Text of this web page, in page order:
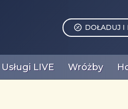
DOŁADUJ I
Usługi LIVE Wróżby